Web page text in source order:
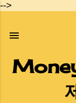
-->
기